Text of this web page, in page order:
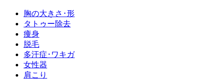
胸の大きさ･形
タトゥー除去
痩身
脱毛
多汗症･ワキガ
女性器
肩こり